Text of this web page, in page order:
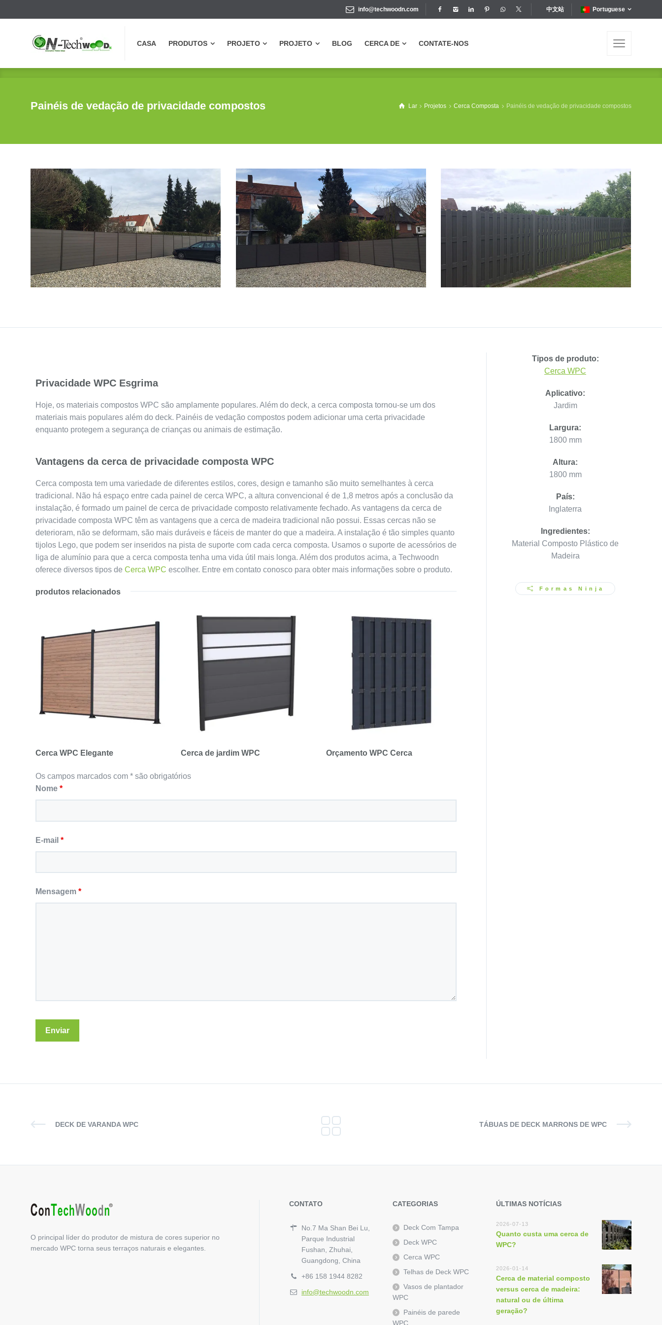
info@techwoodn.com 中文站 Portuguese
CASA PRODUTOS PROJETO PROJETO BLOG CERCA DE CONTATE-NOS
BLOG CERCA DE CONTATE-NOS
Painéis de vedação de privacidade compostos Lar Projetos Cerca Composta Painéis de vedação de privacidade compostos
Privacidade WPC Esgrima
Hoje, os materiais compostos WPC são amplamente populares. Além do deck, a cerca composta tornou-se um dos
materiais mais populares além do deck. Painéis de vedação compostos podem adicionar uma certa privacidade
enquanto protegem a segurança de crianças ou animais de estimação.
Vantagens da cerca de privacidade composta WPC
Cerca composta tem uma variedade de diferentes estilos, cores, design e tamanho são muito semelhantes à cerca
tradicional. Não há espaço entre cada painel de cerca WPC, a altura convencional é de 1,8 metros após a conclusão da
instalação, é formado um painel de cerca de privacidade composto relativamente fechado. As vantagens da cerca de
privacidade composta WPC têm as vantagens que a cerca de madeira tradicional não possui. Essas cercas não se
deterioram, não se deformam, são mais duráveis e fáceis de manter do que a madeira. A instalação é tão simples quanto
tijolos Lego, que podem ser inseridos na pista de suporte com cada cerca composta. Usamos o suporte de acessórios de
liga de alumínio para que a cerca composta tenha uma vida útil mais longa. Além dos produtos acima, a Techwoodn
oferece diversos tipos de Cerca WPC escolher. Entre em contato conosco para obter mais informações sobre o produto.
produtos relacionados
Cerca WPC Elegante Cerca de jardim WPC Orçamento WPC Cerca
Os campos marcados com * são obrigatórios
Nome *
E-mail *
Mensagem *
Tipos de produto:
Cerca WPC
Aplicativo:
Jardim
Largura:
1800 mm
Altura:
1800 mm
País:
Inglaterra
Ingredientes:
Material Composto Plástico de
Madeira
Formas Ninja
DECK DE VARANDA WPC TÁBUAS DE DECK MARRONS DE WPC
O principal líder do produtor de mistura de cores superior no
mercado WPC torna seus terraços naturais e elegantes.
CONTATO
No.7 Ma Shan Bei Lu,
Parque Industrial
Fushan, Zhuhai,
Guangdong, China
+86 158 1944 8282
info@techwoodn.com
CATEGORIAS
Deck Com Tampa
Deck WPC
Cerca WPC
Telhas de Deck WPC
Vasos de plantador
WPC
Painéis de parede
WPC
ÚLTIMAS NOTÍCIAS
2026-07-13
Quanto custa uma cerca de
WPC?
2026-01-14
Cerca de material composto
versus cerca de madeira:
natural ou de última
geração?